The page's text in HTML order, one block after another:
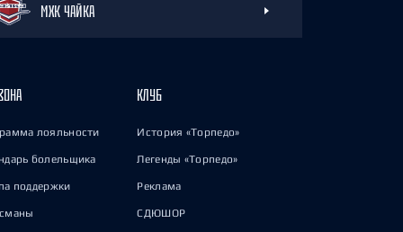
МХК ЧАЙКА
лояльности
болельщика
поддержки
КЛУБ
История «Торпедо»
Легенды «Торпедо»
Реклама
СДЮШОР